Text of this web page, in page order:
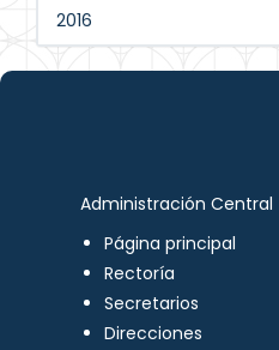
2016
Administración Central
Página principal
Rectoría
Secretarios
Direcciones